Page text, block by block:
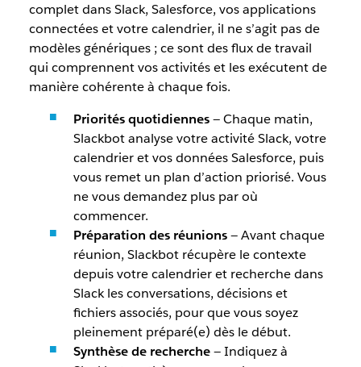
complet dans Slack, Salesforce, vos applications
connectées et votre calendrier, il ne s’agit pas de
modèles génériques ; ce sont des flux de travail
qui comprennent vos activités et les exécutent de
manière cohérente à chaque fois.
Priorités quotidiennes— Chaque matin,
Slackbot analyse votre activité Slack, votre
calendrier et vos données Salesforce, puis
vous remet un plan d’action priorisé. Vous
ne vous demandez plus par où
commencer.
Préparation des réunions— Avant chaque
réunion, Slackbot récupère le contexte
depuis votre calendrier et recherche dans
Slack les conversations, décisions et
fichiers associés, pour que vous soyez
pleinement préparé(e) dès le début.
Synthèse de recherche— Indiquez à